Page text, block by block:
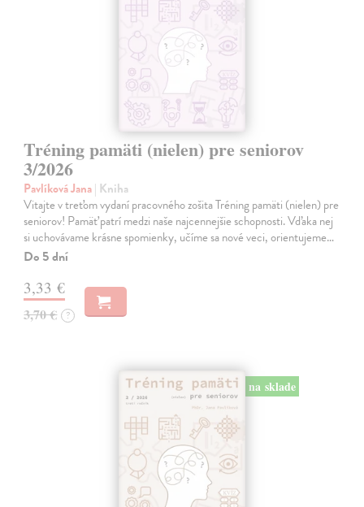
Tréning pamäti (nielen) pre seniorov
3/2026
Pavlíková Jana| Kniha
Vitajte v treťom vydaní pracovného zošita Tréning pamäti (nielen) pre
seniorov! Pamäť patrí medzi naše najcennejšie schopnosti. Vďaka nej
si uchovávame krásne spomienky, učíme sa nové veci, orientujeme…
Do 5 dní
3,33 €
3,70 € ?
na sklade